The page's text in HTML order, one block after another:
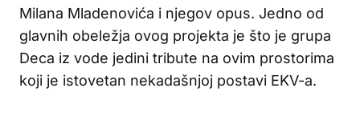
Milana Mladenovića i njegov opus. Jedno od
glavnih obeležja ovog projekta je što je grupa
Deca iz vode jedini tribute na ovim prostorima
koji je istovetan nekadašnjoj postavi EKV-a.